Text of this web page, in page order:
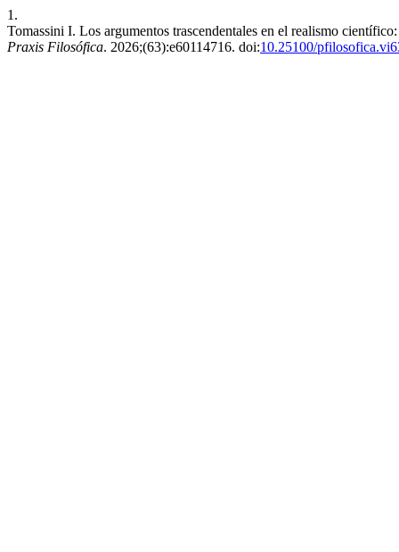
1.
Tomassini I. Los argumentos trascendentales en el realismo
Praxis Filosófica. 2026;(63):e60114716. doi:10.25100/